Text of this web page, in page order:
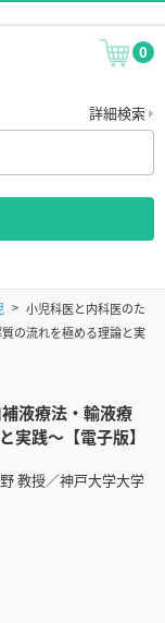
0
詳細検索
小児科医と内科医のた
の流れを極める理論と実
液療法・輸液療
実践〜【電子版】
教授／神戸大学大学